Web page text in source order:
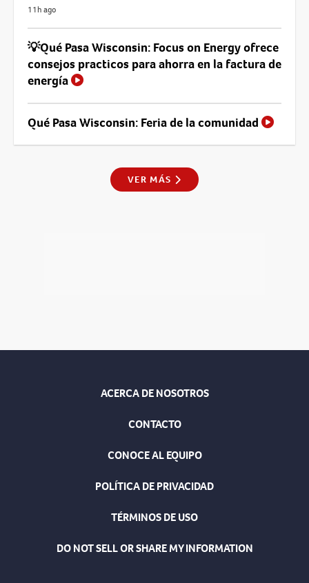
11h ago
💡Qué Pasa Wisconsin: Focus on Energy ofrece
consejos practicos para ahorra en la factura de
energía
Qué Pasa Wisconsin: Feria de la comunidad
VER MÁS
ACERCA DE NOSOTROS
CONTACTO
CONOCE AL EQUIPO
POLÍTICA DE PRIVACIDAD
TÉRMINOS DE USO
DO NOT SELL OR SHARE MY INFORMATION